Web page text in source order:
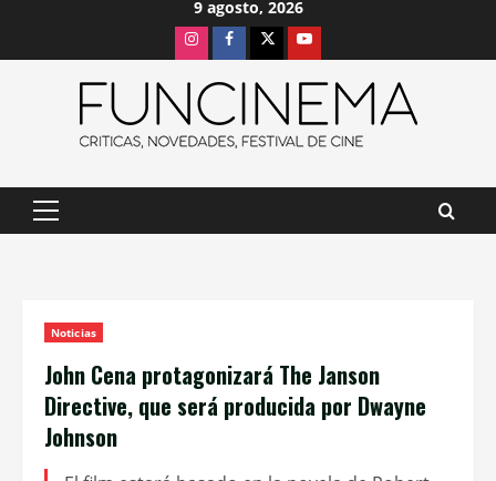
9 agosto, 2026
InstagramFacebook
X Youtube
Menú
Noticias
John Cena protagonizará The Janson
Directive, que será producida por Dwayne
Johnson